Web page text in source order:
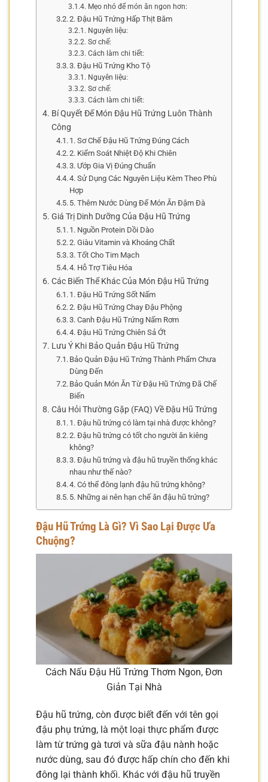
Mẹo nhỏ để món ăn ngon hơn:
2. Đậu Hũ Trứng Hấp Thịt Băm
Nguyên liệu:
Sơ chế:
Cách làm chi tiết:
3. Đậu Hũ Trứng Kho Tộ
Nguyên liệu:
Sơ chế:
Cách làm chi tiết:
Bí Quyết Để Món Đậu Hũ Trứng Luôn Thành
Công
1. Sơ Chế Đậu Hũ Trứng Đúng Cách
2. Kiểm Soát Nhiệt Độ Khi Chiên
3. Ướp Gia Vị Đúng Chuẩn
4. Sử Dụng Các Nguyên Liệu Kèm Theo Phù
Hợp
5. Thêm Nước Dùng Để Món Ăn Đậm Đà
Giá Trị Dinh Dưỡng Của Đậu Hũ Trứng
1. Nguồn Protein Dồi Dào
2. Giàu Vitamin và Khoáng Chất
3. Tốt Cho Tim Mạch
4. Hỗ Trợ Tiêu Hóa
Các Biến Thể Khác Của Món Đậu Hũ Trứng
1. Đậu Hũ Trứng Sốt Nấm
2. Đậu Hũ Trứng Chay Đậu Phộng
3. Canh Đậu Hũ Trứng Nấm Rơm
4. Đậu Hũ Trứng Chiên Sả Ớt
Lưu Ý Khi Bảo Quản Đậu Hũ Trứng
Bảo Quản Đậu Hũ Trứng Thành Phẩm Chưa
Dùng Đến
Bảo Quản Món Ăn Từ Đậu Hũ Trứng Đã Chế
Biến
Câu Hỏi Thường Gặp (FAQ) Về Đậu Hũ Trứng
1. Đậu hũ trứng có làm tại nhà được không?
2. Đậu hũ trứng có tốt cho người ăn kiêng
không?
3. Đậu hũ trứng và đậu hũ truyền thống khác
nhau như thế nào?
4. Có thể đông lạnh đậu hũ trứng không?
5. Những ai nên hạn chế ăn đậu hũ trứng?
Đậu Hũ Trứng Là Gì? Vì Sao Lại Được Ưa
Chuộng?
Cách Nấu Đậu Hũ Trứng Thơm Ngon, Đơn
Giản Tại Nhà
Đậu hũ trứng, còn được biết đến với tên gọi
đậu phụ trứng, là một loại thực phẩm được
làm từ trứng gà tươi và sữa đậu nành hoặc
nước dùng, sau đó được hấp chín cho đến khi
đông lại thành khối. Khác với đậu hũ truyền